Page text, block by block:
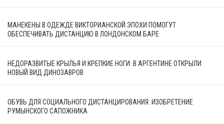
МАНЕКЕНЫ В ОДЕЖДЕ ВИКТОРИАНСКОЙ ЭПОХИ ПОМОГУТ
ОБЕСПЕЧИВАТЬ ДИСТАНЦИЮ В ЛОНДОНСКОМ БАРЕ
НЕДОРАЗВИТЫЕ КРЫЛЬЯ И КРЕПКИЕ НОГИ: В АРГЕНТИНЕ ОТКРЫЛИ
НОВЫЙ ВИД ДИНОЗАВРОВ
ОБУВЬ ДЛЯ СОЦИАЛЬНОГО ДИСТАНЦИРОВАНИЯ: ИЗОБРЕТЕНИЕ
РУМЫНСКОГО САПОЖНИКА